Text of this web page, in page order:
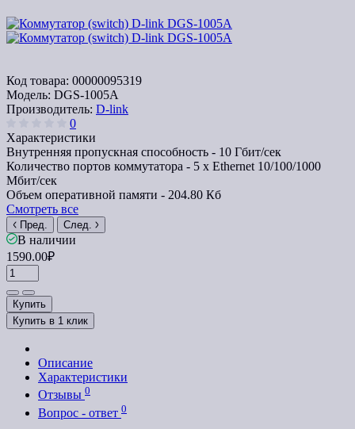
Код товара: 00000095319
Модель: DGS-1005A
Производитель: D-link
0
Характеристики
Внутренняя пропускная способность - 10 Гбит/сек
Количество портов коммутатора - 5 x Ethernet 10/100/1000
Мбит/сек
Объем оперативной памяти - 204.80 Кб
Смотреть все
Пред. След.
В наличии
1590.00₽
Купить
Купить в 1 клик
Описание
Характеристики
Отзывы 0
Вопрос - ответ 0